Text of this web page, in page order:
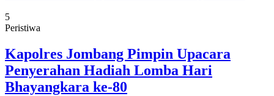
5
Peristiwa
Kapolres Jombang Pimpin Upacara
Penyerahan Hadiah Lomba Hari
Bhayangkara ke-80